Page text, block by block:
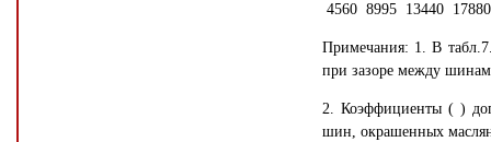
4560 8995 13440
Примечания: 1. В
при зазоре между
2. Коэффициенты ( )
шин, окрашенных